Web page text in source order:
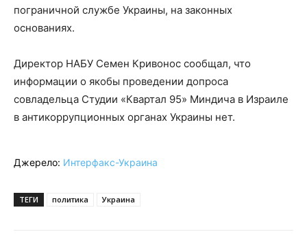
пограничной службе Украины, на законных
основаниях.
Директор НАБУ Семен Кривонос сообщал, что
информации о якобы проведении допроса
совладельца Студии «Квартал 95» Миндича в Израиле
в антикоррупционных органах Украины нет.
Джерело: Интерфакс-Украина
ТЕГИ политика Украина